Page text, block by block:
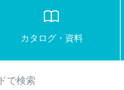
カタログ・資料